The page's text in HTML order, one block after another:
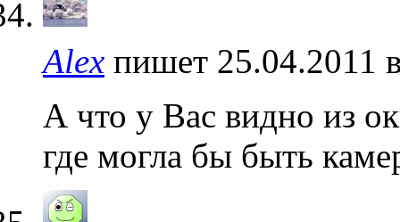
Alex пишет 25.04.2011
А что у Вас видно из
где могла бы быть